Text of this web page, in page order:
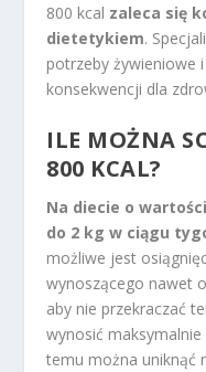
800 kcal zaleca się
dietetykiem.
potrzeby żywieniowe
konsekwencji dla
ILE MOŻNA
800 KCAL?
Na diecie o
do 2 kg w ciągu
możliwe jest
wynoszącego nawet
aby nie przekraczać
wynosić
temu można uniknąć